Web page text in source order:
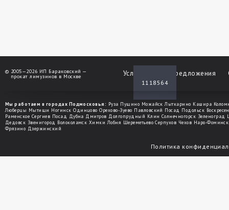
Услуги Спецпредложения
1118564
© 2005—2026 ИП Бараковский —
прокат лимузинов в Москве
Мы работаем в городах Подмосковья: Руза Пущино Можайск Лыткарино Кашира
Люберцы Мытищи Ногинск Одинцово Орехово-Зуево Павловский Посад Подольск
Раменское Сергиев Посад Дубна Дмитров Долгопрудный Клин Солнечногорск Зеленоград
Дедовск Звенигород Волоколамск Химки Лобня Шереметьево Серпухов Чехов Наро-Фоминск
Фрязино Дзержинский
Политика